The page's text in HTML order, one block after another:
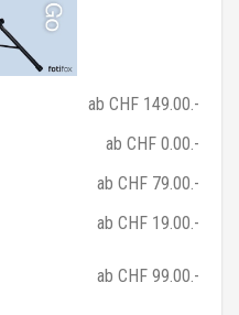
ab CHF 149.00.-
ab CHF 0.00.-
ab CHF 79.00.-
ab CHF 19.00.-
ab CHF 99.00.-